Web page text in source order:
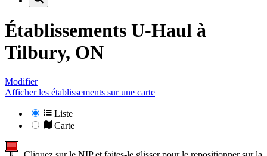
Établissements U-Haul à
Tilbury, ON
Modifier
Afficher les établissements sur une carte
Liste
Carte